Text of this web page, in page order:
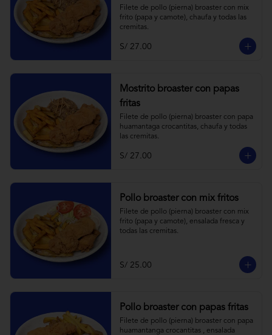
Filete de pollo (pierna) broaster con mix
frito (papa y camote), chaufa y todas las
cremitas.
S/ 27.00
Mostrito broaster con papas
fritas
Filete de pollo (pierna) broaster con papa
huamantaga crocantitas, chaufa y todas
las cremitas.
S/ 27.00
Pollo broaster con mix fritos
Filete de pollo (pierna) broaster con mix
frito (papa y camote), ensalada fresca y
todas las cremitas.
S/ 25.00
Pollo broaster con papas fritas
Filete de pollo (pierna) broaster con papa
huamantanga crocantitas , ensalada